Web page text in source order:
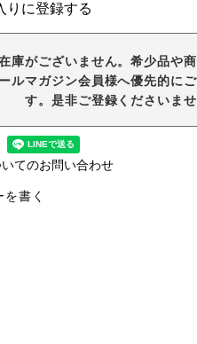
りに登録する
庫がございません。希少品や
ルマガジン会員様へ優先的に
す。是非ご登録くださいませ
てのお問い合わせ
を書く